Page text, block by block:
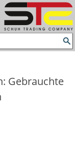
Gebrauchte